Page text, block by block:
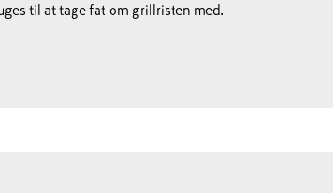
til at tage fat om grillristen med.